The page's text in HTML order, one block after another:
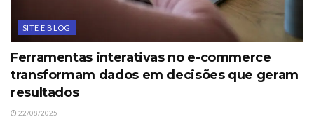
SITE E BLOG
Ferramentas interativas no e-commerce
transformam dados em decisões que geram
resultados
22/08/2025